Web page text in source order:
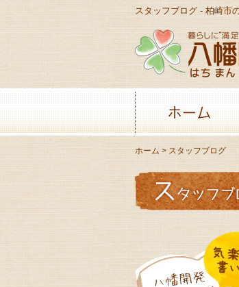
スタッフブログ - 柏崎市
ホーム > スタッフブログ